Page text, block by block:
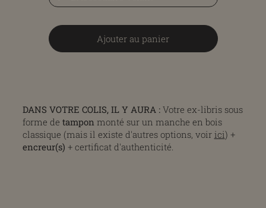
Ajouter au panier
DANS VOTRE COLIS, IL Y AURA :Votre ex-libris sous
forme de tampon monté sur un manche en bois
classique (mais il existe d'autres options, voir ici) +
encreur(s) + certificat d'authenticité.